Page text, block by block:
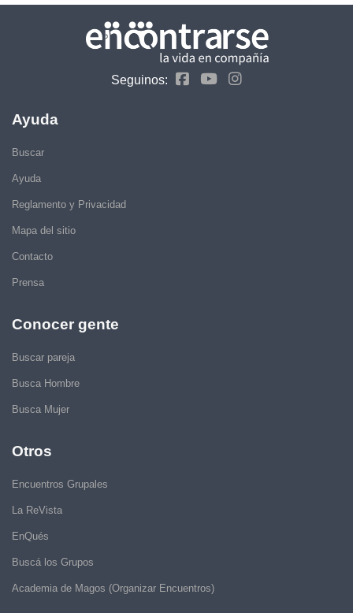
Seguinos:
Ayuda
Buscar
Ayuda
Reglamento y Privacidad
Mapa del sitio
Contacto
Prensa
Conocer gente
Buscar pareja
Busca Hombre
Busca Mujer
Otros
Encuentros Grupales
La ReVista
EnQués
Buscá los Grupos
Academia de Magos (Organizar Encuentros)